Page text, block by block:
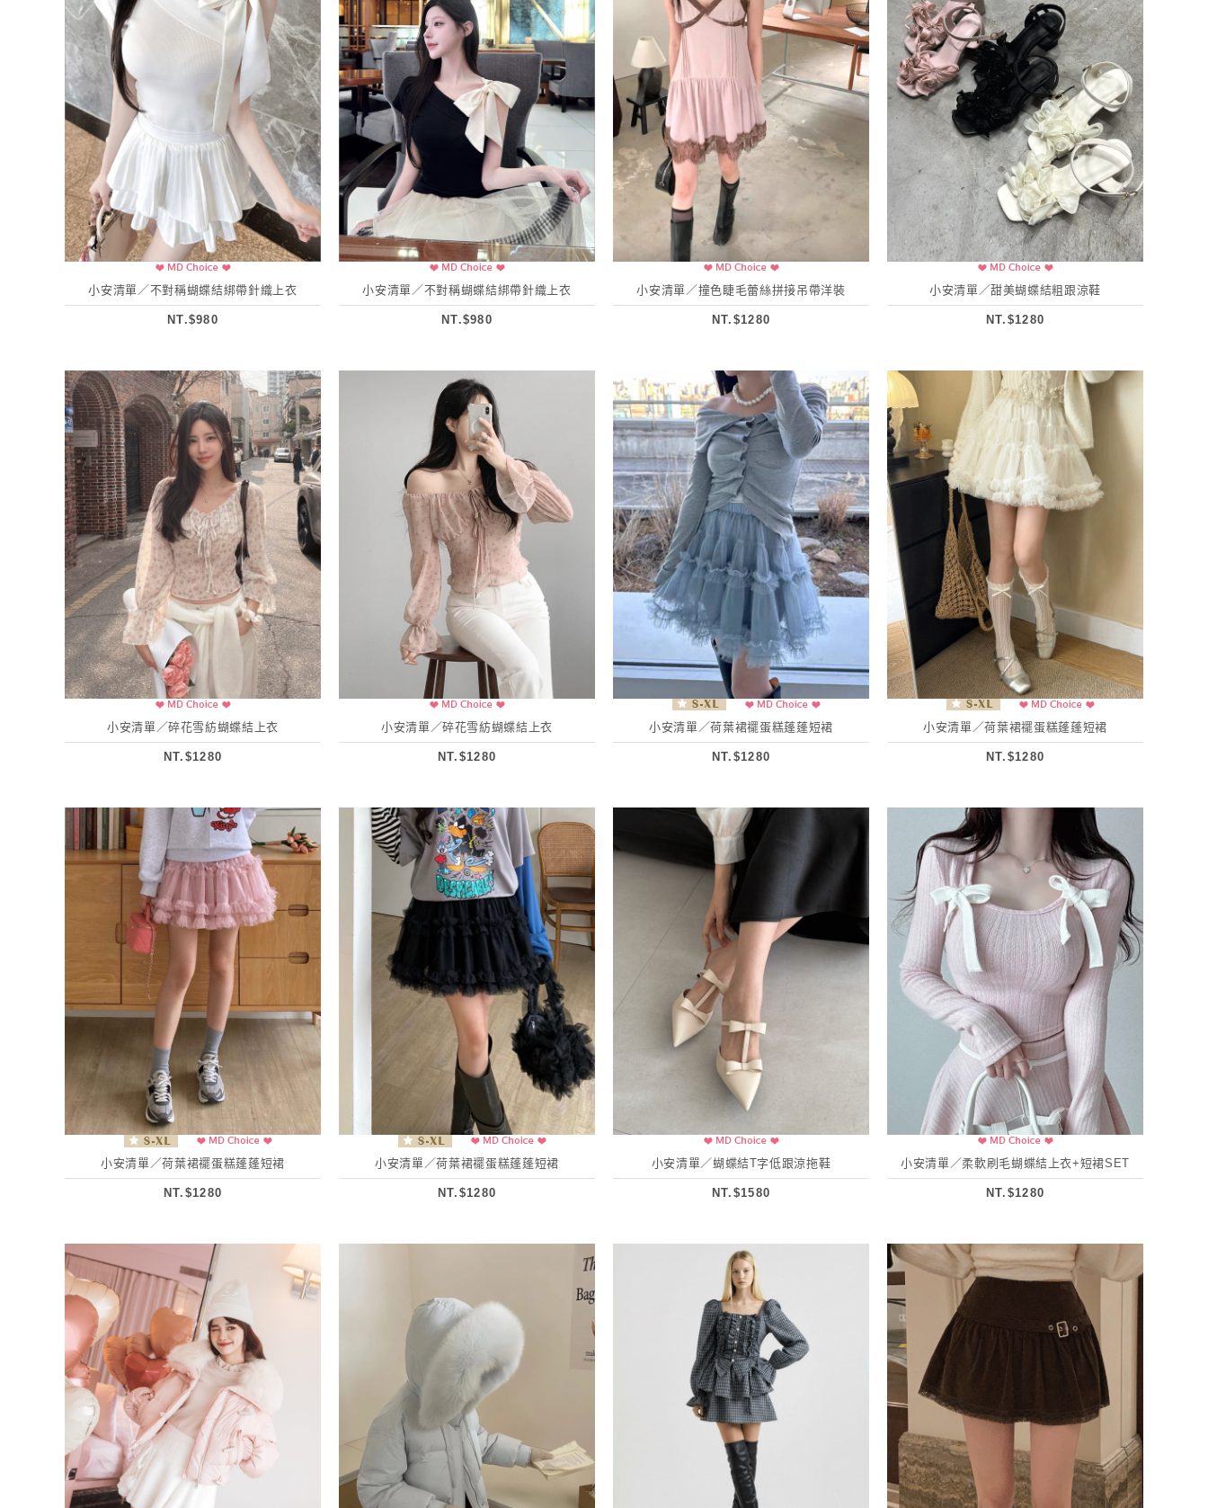
小安清單／不對稱蝴蝶結綁帶針織上衣
NT.$980
小安清單／不對稱蝴蝶結綁帶針織上衣
NT.$980
小安清單／撞色睫毛蕾絲拼接吊帶洋裝
NT.$1280
小安清單／甜美蝴蝶結粗跟涼鞋
NT.$1280
小安清單／碎花雪紡蝴蝶結上衣
NT.$1280
小安清單／碎花雪紡蝴蝶結上衣
NT.$1280
小安清單／荷葉裙襬蛋糕蓬蓬短裙
NT.$1280
小安清單／荷葉裙襬蛋糕蓬蓬短裙
NT.$1280
小安清單／荷葉裙襬蛋糕蓬蓬短裙
NT.$1280
小安清單／荷葉裙襬蛋糕蓬蓬短裙
NT.$1280
小安清單／蝴蝶結T字低跟涼拖鞋
NT.$1580
小安清單／柔軟刷毛蝴蝶結上衣+短裙SET
NT.$1280